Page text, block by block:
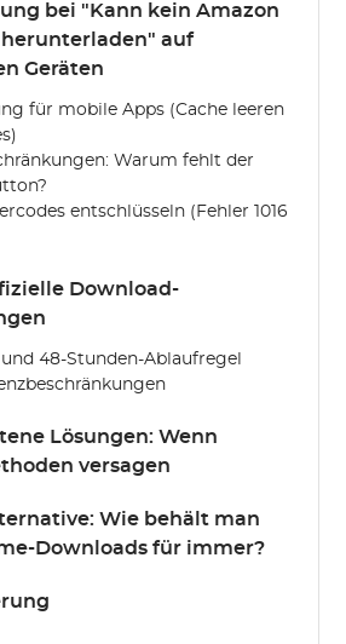
bei "Kann kein Amazon
herunterladen" auf
Geräten
für mobile Apps (Cache leeren
Warum fehlt der
entschlüsseln (Fehler 1016
Download-
48-Stunden-Ablaufregel
Lösungen: Wenn
versagen
Wie behält man
Downloads für immer?